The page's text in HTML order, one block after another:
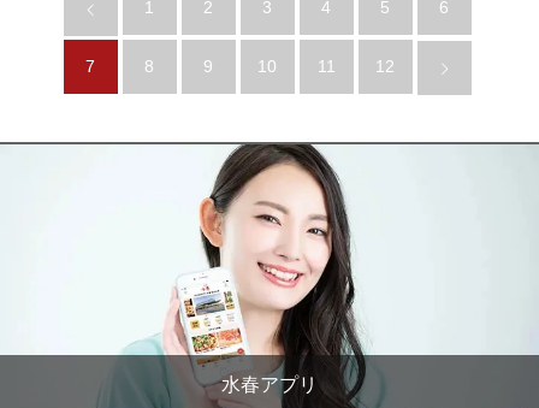
1 2 3 4 5 6
7 8 9 10 11 12
水春アプリ